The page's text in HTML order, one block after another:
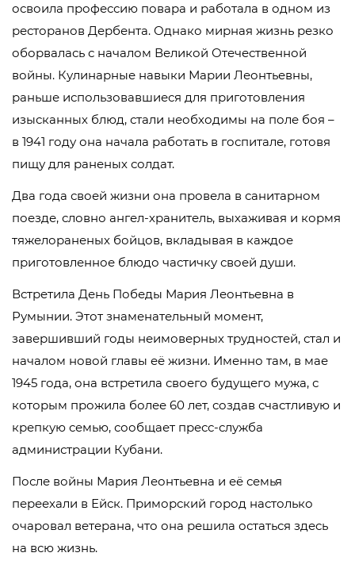
освоила профессию повара и работала в одном из
ресторанов Дербента. Однако мирная жизнь резко
оборвалась с началом Великой Отечественной
войны. Кулинарные навыки Марии Леонтьевны,
раньше использовавшиеся для приготовления
изысканных блюд, стали необходимы на поле боя –
в 1941 году она начала работать в госпитале, готовя
пищу для раненых солдат.
Два года своей жизни она провела в санитарном
поезде, словно ангел-хранитель, выхаживая и кормя
тяжелораненых бойцов, вкладывая в каждое
приготовленное блюдо частичку своей души.
Встретила День Победы Мария Леонтьевна в
Румынии. Этот знаменательный момент,
завершивший годы неимоверных трудностей, стал и
началом новой главы её жизни. Именно там, в мае
1945 года, она встретила своего будущего мужа, с
которым прожила более 60 лет, создав счастливую и
крепкую семью, сообщает пресс-служба
администрации Кубани.
После войны Мария Леонтьевна и её семья
переехали в Ейск. Приморский город настолько
очаровал ветерана, что она решила остаться здесь
на всю жизнь.